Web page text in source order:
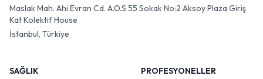
Maslak Mah. Ahi Evran Cd. A.O.S 55 Sokak No:2 Aksoy Plaza Giriş
Kat Kolektif House
İstanbul, Türkiye
SAĞLIK
PROFESYONELLER